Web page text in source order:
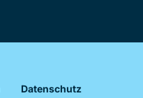
Datenschutz